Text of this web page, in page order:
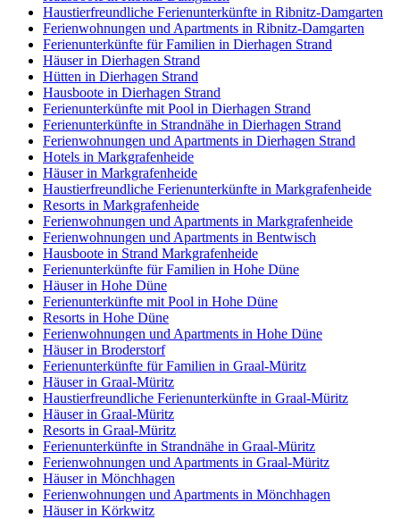
Haustierfreundliche Ferienunterkünfte in Ribnitz-Damgarten
Ferienwohnungen und Apartments in Ribnitz-Damgarten
Ferienunterkünfte für Familien in Dierhagen Strand
Häuser in Dierhagen Strand
Hütten in Dierhagen Strand
Hausboote in Dierhagen Strand
Ferienunterkünfte mit Pool in Dierhagen Strand
Ferienunterkünfte in Strandnähe in Dierhagen Strand
Ferienwohnungen und Apartments in Dierhagen Strand
Hotels in Markgrafenheide
Häuser in Markgrafenheide
Haustierfreundliche Ferienunterkünfte in Markgrafenheide
Resorts in Markgrafenheide
Ferienwohnungen und Apartments in Markgrafenheide
Ferienwohnungen und Apartments in Bentwisch
Hausboote in Strand Markgrafenheide
Ferienunterkünfte für Familien in Hohe Düne
Häuser in Hohe Düne
Ferienunterkünfte mit Pool in Hohe Düne
Resorts in Hohe Düne
Ferienwohnungen und Apartments in Hohe Düne
Häuser in Broderstorf
Ferienunterkünfte für Familien in Graal-Müritz
Häuser in Graal-Müritz
Haustierfreundliche Ferienunterkünfte in Graal-Müritz
Häuser in Graal-Müritz
Resorts in Graal-Müritz
Ferienunterkünfte in Strandnähe in Graal-Müritz
Ferienwohnungen und Apartments in Graal-Müritz
Häuser in Mönchhagen
Ferienwohnungen und Apartments in Mönchhagen
Häuser in Körkwitz